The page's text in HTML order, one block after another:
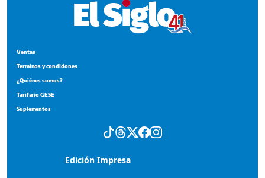
Portada del impreso del 9 de agosto de 2026